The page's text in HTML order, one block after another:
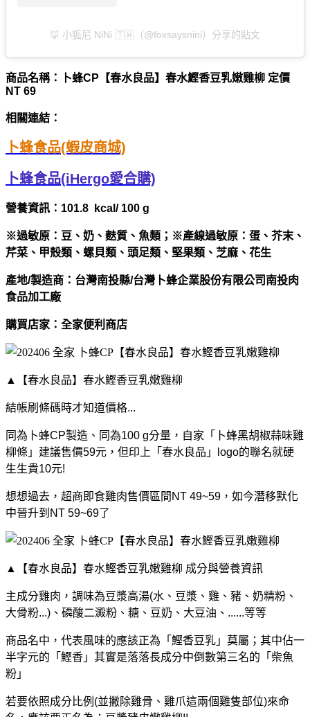
🦊 小狐尼 NiNi 🇹🇼（@foxsaysnini）分享的貼文
商品名稱：卜蜂CP【春水良品】春水鰹香豆乳嫩雞柳 定價
NT 69
相關連結：
卜蜂食品(蝦皮商城)
卜蜂食品(iHergo愛合購)
營養資訊：101.8 kcal/ 100 g
※過敏原：豆、奶、麩質、魚類；※產線過敏原：蛋、芥末、
芹菜、甲殼類、螺貝類、頭足類、堅果類、芝麻、花生
產地/製造商：台灣南投縣/台灣卜蜂企業股份有限公司南投肉
食品加工廠
購買店家：全家便利商店
▲【春水良品】春水鰹香豆乳嫩雞柳
結帳刷條碼時才知道價格...
同為卜蜂CP製造、同為100 g分量，自家「卜蜂黑胡椒蒜味雞
柳條」建議售價59元，但印上「春水良品」logo的聯名就硬
生生貴10元!
想想過去，超商即食雞肉售價區間NT 49~59，如今潛移默化
中晉升到NT 59~69了
▲【春水良品】春水鰹香豆乳嫩雞柳 成分與營養資訊
主成分雞肉，調味為豆漿高湯(水、豆漿、雞、豬、奶精粉、
大骨粉...)、磷酸二澱粉、糖、豆奶、大豆油、......等等
商品名中，代表風味的應該正為「鰹香豆乳」莫屬；其中佔一
半字元的「鰹香」其實是落落長成分中倒數第三名的「柴魚
粉」
若要依照成分比例(並撇除雞骨、雞爪這兩個雞隻部位)來命